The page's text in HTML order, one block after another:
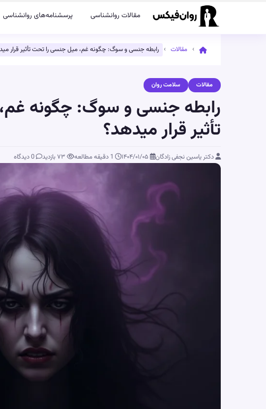
مقالات روانشناسی پرسشنامه‌های روانشناسی
› مقالات › رابطه جنسی و سوگ: چگونه غم، میل جنسی را تحت تأثیر قرار
مقالات سلامت روان
رابطه جنسی و سوگ: چگونه
تأثیر قرار میدهد؟
دکتر یاسین نجفی زادگان ۷۳بازدید